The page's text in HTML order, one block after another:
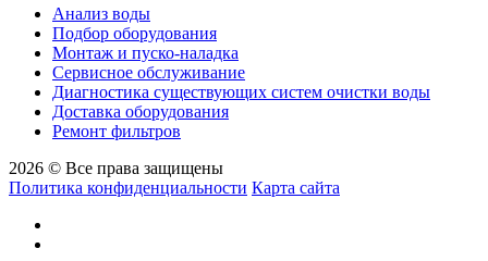
Анализ воды
Подбор оборудования
Монтаж и пуско-наладка
Сервисное обслуживание
Диагностика существующих систем очистки воды
Доставка оборудования
Ремонт фильтров
2026 © Все права защищены
Политика конфиденциальности Карта сайта